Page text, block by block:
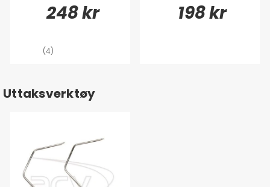
248 kr
(4)
198 kr
Uttaksverktøy